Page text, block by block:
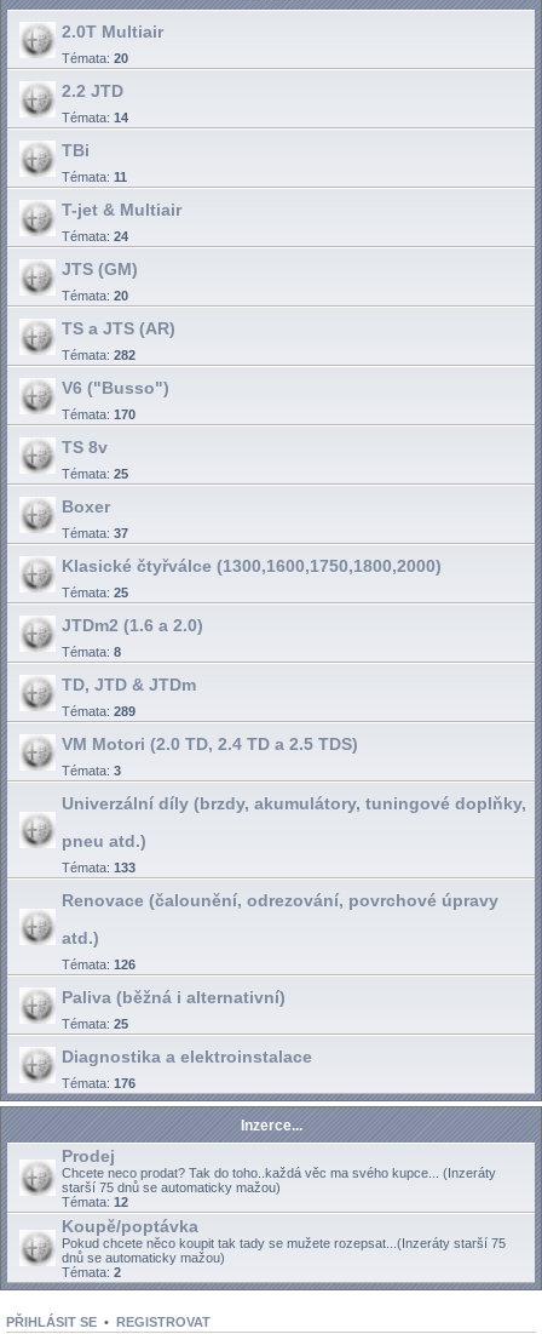
2.0T Multiair
Témata: 20
2.2 JTD
Témata: 14
TBi
Témata: 11
T-jet & Multiair
Témata: 24
JTS (GM)
Témata: 20
TS a JTS (AR)
Témata: 282
V6 ("Busso")
Témata: 170
TS 8v
Témata: 25
Boxer
Témata: 37
Klasické čtyřválce (1300,1600,1750,1800,2000)
Témata: 25
JTDm2 (1.6 a 2.0)
Témata: 8
TD, JTD & JTDm
Témata: 289
VM Motori (2.0 TD, 2.4 TD a 2.5 TDS)
Témata: 3
Univerzální díly (brzdy, akumulátory, tuningové doplňky,
pneu atd.)
Témata: 133
Renovace (čalounění, odrezování, povrchové úpravy
atd.)
Témata: 126
Paliva (běžná i alternativní)
Témata: 25
Diagnostika a elektroinstalace
Témata: 176
Inzerce...
Prodej
Chcete neco prodat? Tak do toho..každá věc ma svého kupce... (Inzeráty
starší 75 dnů se automaticky mažou)
Témata: 12
Koupě/poptávka
Pokud chcete něco koupit tak tady se mužete rozepsat...(Inzeráty starší 75
dnů se automaticky mažou)
Témata: 2
PŘIHLÁSIT SE • REGISTROVAT